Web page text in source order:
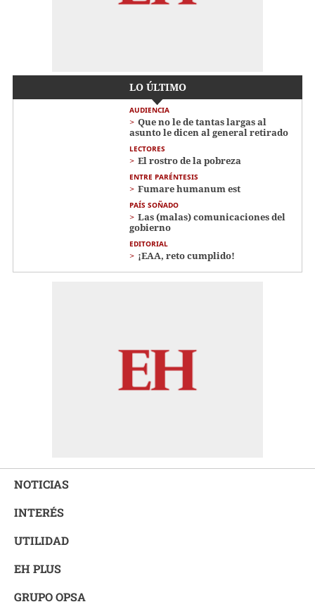
LO ÚLTIMO
AUDIENCIA
Que no le de tantas largas al
asunto le dicen al general retirado
LECTORES
El rostro de la pobreza
ENTRE PARÉNTESIS
Fumare humanum est
PAÍS SOÑADO
Las (malas) comunicaciones del
gobierno
EDITORIAL
¡EAA, reto cumplido!
NOTICIAS
INTERÉS
UTILIDAD
EH PLUS
GRUPO OPSA